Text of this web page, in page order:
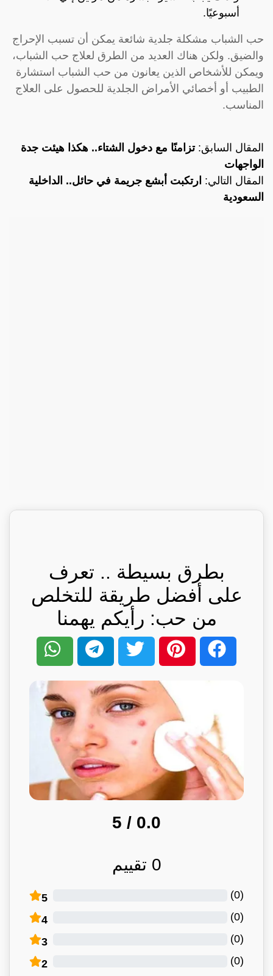
أسبوعيًا.
حب الشباب مشكلة جلدية شائعة يمكن أن تسبب الإحراج
والضيق. ولكن هناك العديد من الطرق لعلاج حب الشباب،
ويمكن للأشخاص الذين يعانون من حب الشباب استشارة
الطبيب أو أخصائي الأمراض الجلدية للحصول على العلاج
المناسب.
المقال السابق:تزامنًا مع دخول الشتاء.. هكذا هيئت جدة
الواجهات
المقال التالي: ارتكبت أبشع جريمة في حائل.. الداخلية
السعودية
بطرق بسيطة .. تعرف
على أفضل طريقة للتخلص
من حب: رأيكم يهمنا
0.0
/ 5
0 تقييم
5 (
0
)
4 (
0
)
3 (
0
)
2 (
0
)